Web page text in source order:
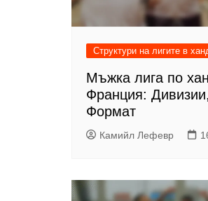
Структури на лигите в
Мъжка лига по
Франция:
Формат
Камийл Лефевр